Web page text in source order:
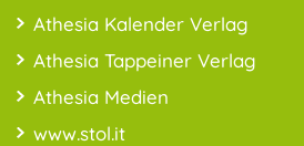
Athesia Kalender Verlag
Athesia Tappeiner Verlag
Athesia Medien
www.stol.it